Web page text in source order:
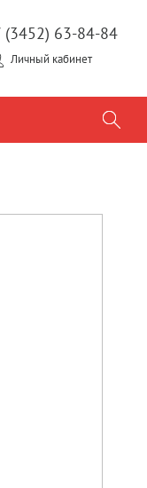
(3452) 63-84-84
Личный кабинет